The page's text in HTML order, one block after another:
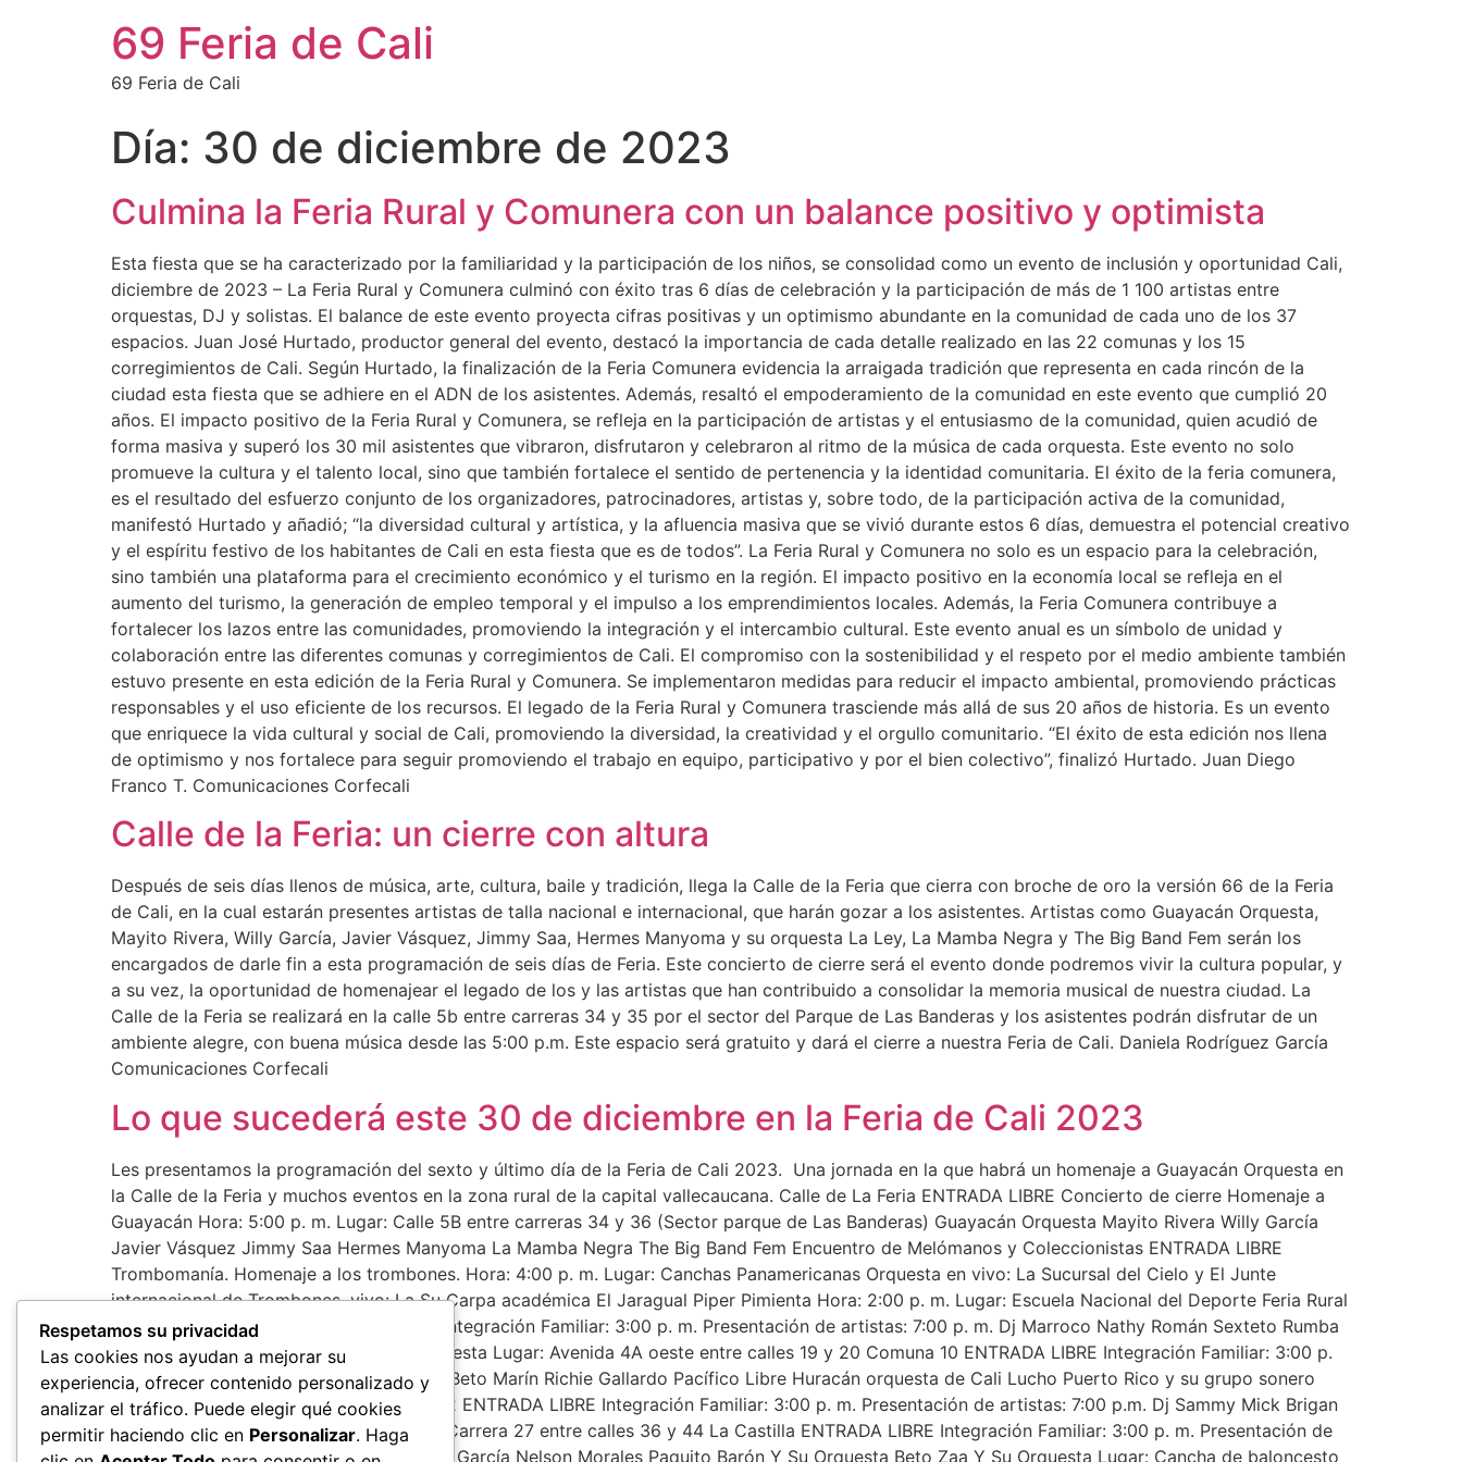
69 Feria de Cali
69 Feria de Cali
Día: 30 de diciembre de 2023
Culmina la Feria Rural y Comunera con un balance positivo y optimista
Esta fiesta que se ha caracterizado por la familiaridad y la participación de los niños, se consolidad como un evento de inclusión y oportunidad Cali,
diciembre de 2023 – La Feria Rural y Comunera culminó con éxito tras 6 días de celebración y la participación de más de 1 100 artistas entre
orquestas, DJ y solistas. El balance de este evento proyecta cifras positivas y un optimismo abundante en la comunidad de cada uno de los 37
espacios. Juan José Hurtado, productor general del evento, destacó la importancia de cada detalle realizado en las 22 comunas y los 15
corregimientos de Cali. Según Hurtado, la finalización de la Feria Comunera evidencia la arraigada tradición que representa en cada rincón de la
ciudad esta fiesta que se adhiere en el ADN de los asistentes. Además, resaltó el empoderamiento de la comunidad en este evento que cumplió 20
años. El impacto positivo de la Feria Rural y Comunera, se refleja en la participación de artistas y el entusiasmo de la comunidad, quien acudió de
forma masiva y superó los 30 mil asistentes que vibraron, disfrutaron y celebraron al ritmo de la música de cada orquesta. Este evento no solo
promueve la cultura y el talento local, sino que también fortalece el sentido de pertenencia y la identidad comunitaria. El éxito de la feria comunera,
es el resultado del esfuerzo conjunto de los organizadores, patrocinadores, artistas y, sobre todo, de la participación activa de la comunidad,
manifestó Hurtado y añadió; “la diversidad cultural y artística, y la afluencia masiva que se vivió durante estos 6 días, demuestra el potencial creativo
y el espíritu festivo de los habitantes de Cali en esta fiesta que es de todos”. La Feria Rural y Comunera no solo es un espacio para la celebración,
sino también una plataforma para el crecimiento económico y el turismo en la región. El impacto positivo en la economía local se refleja en el
aumento del turismo, la generación de empleo temporal y el impulso a los emprendimientos locales. Además, la Feria Comunera contribuye a
fortalecer los lazos entre las comunidades, promoviendo la integración y el intercambio cultural. Este evento anual es un símbolo de unidad y
colaboración entre las diferentes comunas y corregimientos de Cali. El compromiso con la sostenibilidad y el respeto por el medio ambiente también
estuvo presente en esta edición de la Feria Rural y Comunera. Se implementaron medidas para reducir el impacto ambiental, promoviendo prácticas
responsables y el uso eficiente de los recursos. El legado de la Feria Rural y Comunera trasciende más allá de sus 20 años de historia. Es un evento
que enriquece la vida cultural y social de Cali, promoviendo la diversidad, la creatividad y el orgullo comunitario. “El éxito de esta edición nos llena
de optimismo y nos fortalece para seguir promoviendo el trabajo en equipo, participativo y por el bien colectivo”, finalizó Hurtado. Juan Diego
Franco T. Comunicaciones Corfecali
Calle de la Feria: un cierre con altura
Después de seis días llenos de música, arte, cultura, baile y tradición, llega la Calle de la Feria que cierra con broche de oro la versión 66 de la Feria
de Cali, en la cual estarán presentes artistas de talla nacional e internacional, que harán gozar a los asistentes. Artistas como Guayacán Orquesta,
Mayito Rivera, Willy García, Javier Vásquez, Jimmy Saa, Hermes Manyoma y su orquesta La Ley, La Mamba Negra y The Big Band Fem serán los
encargados de darle fin a esta programación de seis días de Feria. Este concierto de cierre será el evento donde podremos vivir la cultura popular, y
a su vez, la oportunidad de homenajear el legado de los y las artistas que han contribuido a consolidar la memoria musical de nuestra ciudad. La
Calle de la Feria se realizará en la calle 5b entre carreras 34 y 35 por el sector del Parque de Las Banderas y los asistentes podrán disfrutar de un
ambiente alegre, con buena música desde las 5:00 p.m. Este espacio será gratuito y dará el cierre a nuestra Feria de Cali. Daniela Rodríguez García
Comunicaciones Corfecali
Lo que sucederá este 30 de diciembre en la Feria de Cali 2023
Les presentamos la programación del sexto y último día de la Feria de Cali 2023. Una jornada en la que habrá un homenaje a Guayacán Orquesta en
la Calle de la Feria y muchos eventos en la zona rural de la capital vallecaucana. Calle de La Feria ENTRADA LIBRE Concierto de cierre Homenaje a
Guayacán Hora: 5:00 p. m. Lugar: Calle 5B entre carreras 34 y 36 (Sector parque de Las Banderas) Guayacán Orquesta Mayito Rivera Willy García
Javier Vásquez Jimmy Saa Hermes Manyoma La Mamba Negra The Big Band Fem Encuentro de Melómanos y Coleccionistas ENTRADA LIBRE
Trombomanía. Homenaje a los trombones. Hora: 4:00 p. m. Lugar: Canchas Panamericanas Orquesta en vivo: La Sucursal del Cielo y El Junte
internacional de Trombones. vivo: La Su Carpa académica El Jaragual Piper Pimienta Hora: 2:00 p. m. Lugar: Escuela Nacional del Deporte Feria Rural
y Comunera Comuna 1 ENTRADA LIBRE Integración Familiar: 3:00 p. m. Presentación de artistas: 7:00 p. m. Dj Marroco Nathy Román Sexteto Rumba
Habana Son de Azúcar Son y Sabor Orquesta Lugar: Avenida 4A oeste entre calles 19 y 20 Comuna 10 ENTRADA LIBRE Integración Familiar: 3:00 p.
m. Presentación de artistas: 7:00 p.m. Dj Beto Marín Richie Gallardo Pacífico Libre Huracán orquesta de Cali Lucho Puerto Rico y su grupo sonero
Lugar: Carrera 42A n.º 13B-25 Comuna 12 ENTRADA LIBRE Integración Familiar: 3:00 p. m. Presentación de artistas: 7:00 p.m. Dj Sammy Mick Brigan
Rock O-Vid Spiral 7 Leo D’ Barrio Lugar: Carrera 27 entre calles 36 y 44 La Castilla ENTRADA LIBRE Integración Familiar: 3:00 p. m. Presentación de
artistas: 7:00 p. m. Dj Ronald Beta Doggy García Nelson Morales Paquito Barón Y Su Orquesta Beto Zaa Y Su Orquesta Lugar: Cancha de baloncesto
Respetamos su privacidad
Las cookies nos ayudan a mejorar su
experiencia, ofrecer contenido personalizado y
analizar el tráfico. Puede elegir qué cookies
permitir haciendo clic en Personalizar. Haga